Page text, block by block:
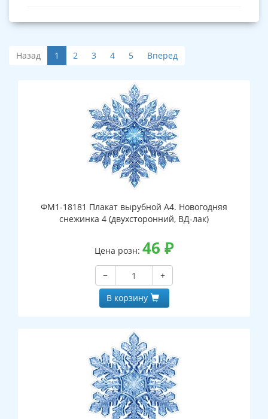
Назад 1 2 3 4 5 Вперед
ФМ1-18181 Плакат вырубной А4. Новогодняя
снежинка 4 (двухсторонний, ВД-лак)
Цена розн: 46 ₽
−
+
В корзину